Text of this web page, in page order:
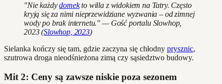
"Nie każdydomekto willa z widokiem na Tatry. Często
kryją się za nimi nieprzewidziane wyzwania – od zimnej
wody po brak internetu." — Gość portalu Slowhop,
2023 (Slowhop, 2023)
Sielanka kończy się tam, gdzie zaczyna się chłodny prysznic,
szutrowa droga nieodśnieżona zimą czy sąsiedztwo budowy.
Mit 2: Ceny są zawsze niskie poza sezonem